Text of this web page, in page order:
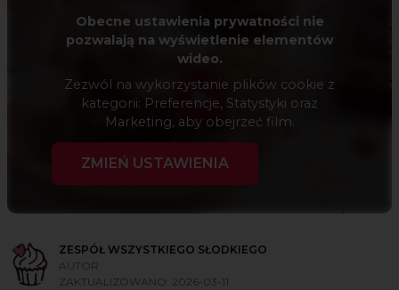
Obecne ustawienia prywatności nie
pozwalają na wyświetlenie elementów
wideo.
Zezwól na wykorzystanie plików cookie z
kategorii: Preferencje, Statystyki oraz
Marketing, aby obejrzeć film.
ZMIEŃ USTAWIENIA
ZESPÓŁ WSZYSTKIEGO SŁODKIEGO
AUTOR
ZAKTUALIZOWANO: 2026-03-11